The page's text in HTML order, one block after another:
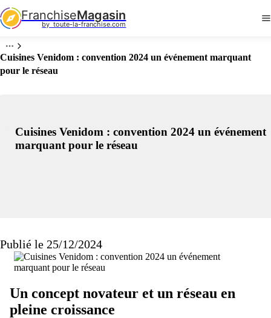
FranchiseMagasin
by  toute-la-franchise.com
Cuisines Venidom : convention 2024 un événement marquant
pour le réseau
Cuisines Venidom : convention 2024 un événement
marquant pour le réseau
Publié le 25/12/2024
Un concept novateur et un réseau en
pleine croissance